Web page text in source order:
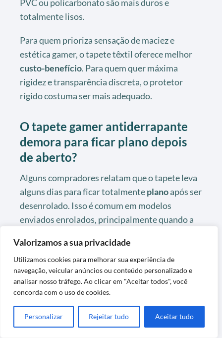
Valorizamos a sua privacidade
Utilizamos cookies para melhorar sua experiência de
navegação, veicular anúncios ou conteúdo personalizado e
analisar nosso tráfego. Ao clicar em "Aceitar todos", você
concorda com o uso de cookies.
Personalizar Rejeitar tudo Aceitar tudo
PVC ou policarbonato são mais duros e
totalmente lisos.
Para quem prioriza sensação de maciez e
estética gamer, o tapete têxtil oferece melhor
custo-benefício. Para quem quer máxima
rigidez e transparência discreta, o protetor
rígido costuma ser mais adequado.
O tapete gamer antiderrapante
demora para ficar plano depois
de aberto?
Alguns compradores relatam que o tapete leva
alguns dias para ficar totalmenteplanoapós ser
desenrolado. Isso é comum em modelos
enviados enrolados, principalmente quando a
Para acelerar o processo, pode-se posicionar a
cadeira sobre as extremidades para ajudar a
assentar. Em uso normal, a tendência é que as
aeficiência da proteção.